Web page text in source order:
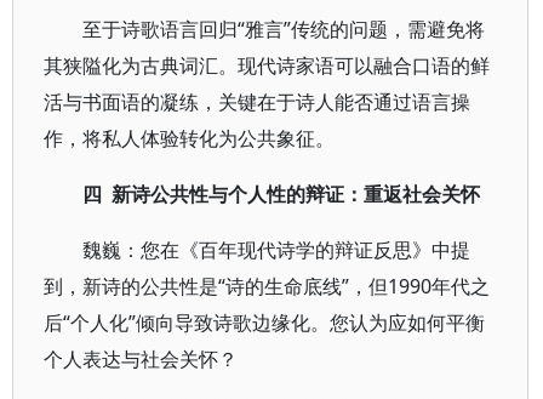
至于诗歌语言回归“雅言”传统的问题，需避免将
其狭隘化为古典词汇。现代诗家语可以融合口语的鲜
活与书面语的凝练，关键在于诗人能否通过语言操
作，将私人体验转化为公共象征。
四 新诗公共性与个人性的辩证：重返社会关怀
魏巍：您在《百年现代诗学的辩证反思》中提
到，新诗的公共性是“诗的生命底线”，但1990年代之
后“个人化”倾向导致诗歌边缘化。您认为应如何平衡
个人表达与社会关怀？